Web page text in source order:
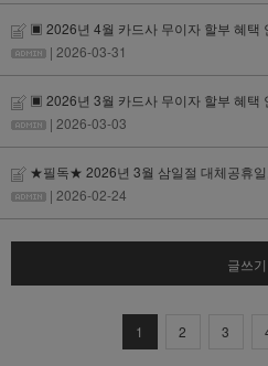
▣ 2026년 4월 카드사 무이자 할부 혜택
| 2026-03-31
▣ 2026년 3월 카드사 무이자 할부 혜택
| 2026-03-03
★필독★ 2026년 3월 삼일절 대체공휴일
| 2026-02-24
글쓰기
1 2 3